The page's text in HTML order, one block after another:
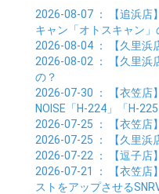
01月 (7)
02月 (6)
01月 (9)
03月 (7)
02月 (6)
01月 (9)
2026-08-07 ： 【追浜店】
キャン「オトスキャン」
2026-08-04 ： 【久里浜
2026-08-02 ： 【久里浜
の？
2026-07-30 ： 【衣笠店】
NOISE「H-224」「H-225
2026-07-25 ： 【衣笠店】
2026-07-25 ： 【久里浜
2026-07-22 ： 【逗子店】
2026-07-21
： 【衣笠店】
ストをアップさせる